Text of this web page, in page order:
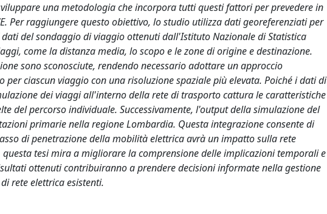
una metodologia che incorpora tutti questi fattori per prevedere in
Per raggiungere questo obiettivo, lo studio utilizza dati georeferenziati per
del sondaggio di viaggio ottenuti dall'Istituto Nazionale di Statistica
come la distanza media, lo scopo e le zone di origine e destinazione.
sono sconosciute, rendendo necessario adottare un approccio
ciascun viaggio con una risoluzione spaziale più elevata. Poiché i dati di
dei viaggi all'interno della rete di trasporto cattura le caratteristiche
del percorso individuale. Successivamente, l'output della simulazione del
primarie nella regione Lombardia. Questa integrazione consente di
di penetrazione della mobilità elettrica avrà un impatto sulla rete
tesi mira a migliorare la comprensione delle implicazioni temporali e
ottenuti contribuiranno a prendere decisioni informate nella gestione
rete elettrica esistenti.